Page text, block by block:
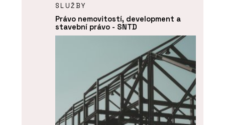
SLUŽBY
Právo nemovitostí, development a
stavební právo - SNTD